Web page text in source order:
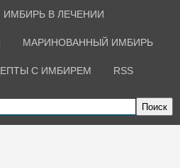
ИМБИРЬ В ЛЕЧЕНИИ
МАРИНОВАННЫЙ ИМБИРЬ
С ИМБИРЕМ RSS
Поиск